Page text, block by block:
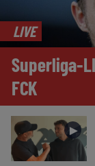
LIVE
Superliga-
FCK
►